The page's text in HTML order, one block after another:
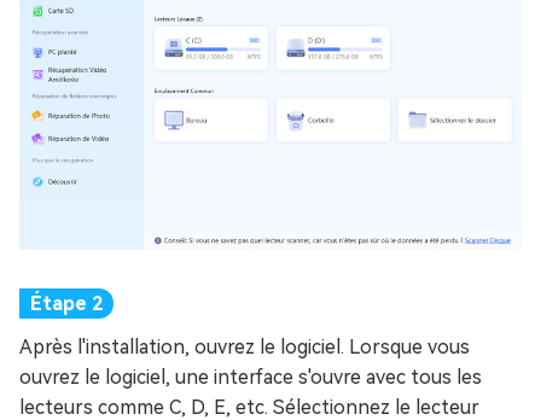
Après l'installation, ouvrez le logiciel. Lorsque vous
ouvrez le logiciel, une interface s'ouvre avec tous les
lecteurs comme C, D, E, etc. Sélectionnez le lecteur